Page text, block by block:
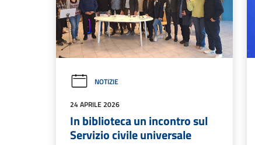
NOTIZIE
24 APRILE 2026
In biblioteca un incontro sul
Servizio civile universale